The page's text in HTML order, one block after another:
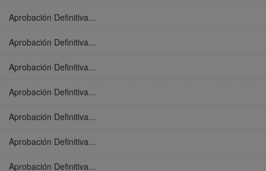
Aprobación Definitiva...
Aprobación Definitiva...
Aprobación Definitiva...
Aprobación Definitiva...
Aprobación Definitiva...
Aprobación Definitiva...
Aprobación Definitiva...